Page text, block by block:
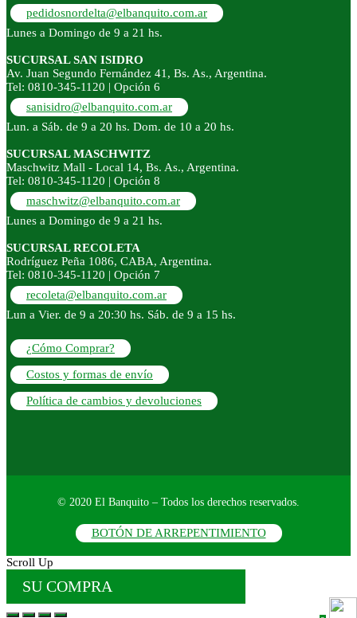
pedidosnordelta@elbanquito.com.ar
Lunes a Domingo de 9 a 21 hs.
SUCURSAL SAN ISIDRO
Av. Juan Segundo Fernández 41, Bs. As., Argentina.
Tel: 0810-345-1120 | Opción 6
sanisidro@elbanquito.com.ar
Lun. a Sáb. de 9 a 20 hs. Dom. de 10 a 20 hs.
SUCURSAL MASCHWITZ
Maschwitz Mall - Local 14, Bs. As., Argentina.
Tel: 0810-345-1120 | Opción 8
maschwitz@elbanquito.com.ar
Lunes a Domingo de 9 a 21 hs.
SUCURSAL RECOLETA
Rodríguez Peña 1086, CABA, Argentina.
Tel: 0810-345-1120 | Opción 7
recoleta@elbanquito.com.ar
Lun a Vier. de 9 a 20:30 hs. Sáb. de 9 a 15 hs.
¿Cómo Comprar?
Costos y formas de envío
Política de cambios y devoluciones
© 2020 El Banquito – Todos los derechos reservados.
BOTÓN DE ARREPENTIMIENTO
Scroll Up
SU COMPRA